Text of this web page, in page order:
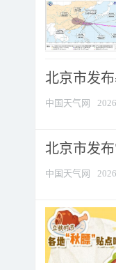
北京市发
中国天气网
北京市发
中国天气网